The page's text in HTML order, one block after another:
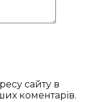
сайту в
коментарів.